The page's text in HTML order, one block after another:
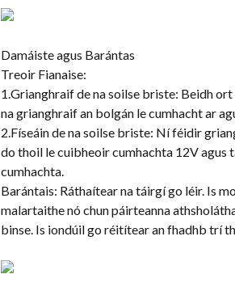
Damáiste agus Barántas
Treoir Fianaise:
1.Grianghraif de na soilse briste: Beidh
na grianghraif an bolgán le cumhacht ar
2.Físeáin de na soilse briste: Ní féidir
do thoil le cuibheoir cumhachta 12V agus
cumhachta.
Barántais: Ráthaítear na táirgí go léir. Is
malartaithe nó chun páirteanna
binse. Is iondúil go réitítear an fhadhb trí